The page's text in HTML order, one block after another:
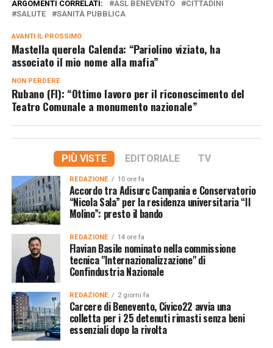
ARGOMENTI CORRELATI: ASL BENEVENTO
CITTADINI
SALUTE
SANITÀ PUBBLICA
AVANTI IL ​​PROSSIMO
Mastella querela Calenda: “Pariolino viziato, ha
associato il mio nome alla mafia”
NON PERDERE
Rubano (FI): “Ottimo lavoro per il riconoscimento del
Teatro Comunale a monumento nazionale”
PIÙ VISTE EDITORIALE TV
REDAZIONE 10 ore fa
Accordo tra Adisurc Campania e Conservatorio
“Nicola Sala” per la residenza universitaria “Il
Molino”: presto il bando
REDAZIONE 14 ore fa
Flavian Basile nominato nella commissione
tecnica "Internazionalizzazione" di
Confindustria Nazionale
REDAZIONE 2 giorni fa
Carcere di Benevento, Civico22 avvia una
colletta per i 25 detenuti rimasti senza beni
essenziali dopo la rivolta